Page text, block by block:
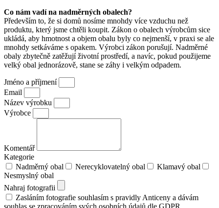
Co nám vadí na nadměrných obalech?
Především to, že si domů nosíme mnohdy více vzduchu než
produktu, který jsme chtěli koupit. Zákon o obalech výrobcům sice
ukládá, aby hmotnost a objem obalu byly co nejmenší, v praxi se ale
mnohdy setkáváme s opakem. Výrobci zákon porušují. Nadměrné
obaly zbytečně zatěžují životní prostředí, a navíc, pokud použijeme
velký obal jednorázově, stane se záhy i velkým odpadem.
Jméno a příjmení
Email
Název výrobku
Výrobce
Komentář
Kategorie
Nadměrný obal
Nerecyklovatelný obal
Klamavý obal
Nesmyslný obal
Nahraj fotografii
Zasláním fotografie souhlasím s pravidly Anticeny a dávám
souhlas se zpracováním svých osobních údajů dle GDPR.